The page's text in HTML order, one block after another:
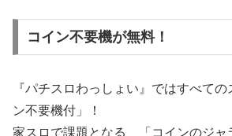
コイン不要機が無料！
『パチスロわっしょい』ではすべて
ン不要機付」！
家スロで課題となる、「コインのジャ